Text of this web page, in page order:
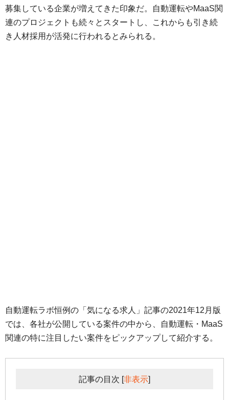
募集している企業が増えてきた印象だ。自動運転やMaaS関
連のプロジェクトも続々とスタートし、これからも引き続
き人材採用が活発に行われるとみられる。
自動運転ラボ恒例の「気になる求人」記事の2021年12月版
では、各社が公開している案件の中から、自動運転・MaaS
関連の特に注目したい案件をピックアップして紹介する。
記事の目次 [非表示]